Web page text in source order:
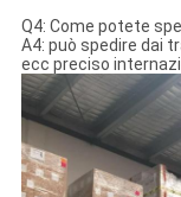
Q4: Come potete
A4: può spedire dai
ecc preciso